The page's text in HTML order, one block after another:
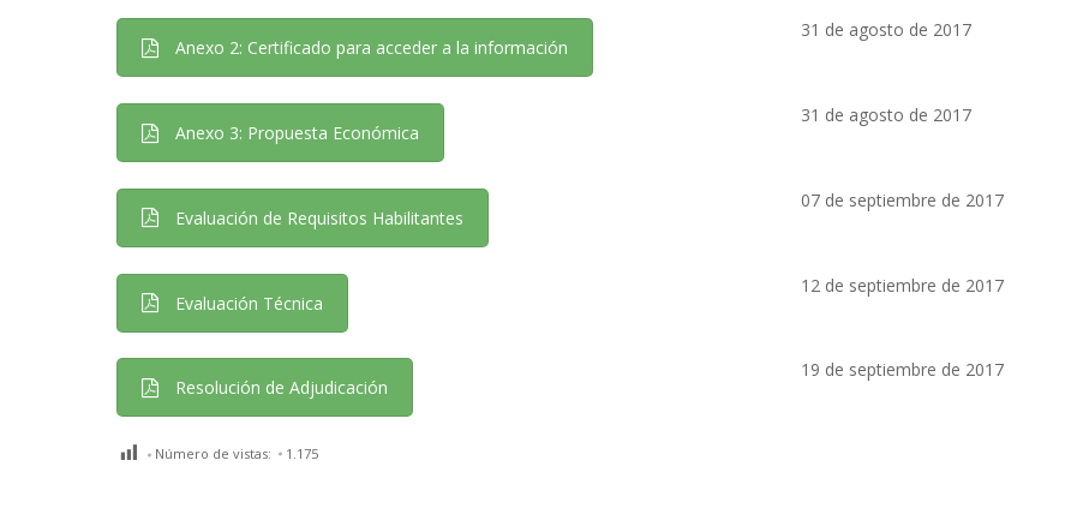
Anexo 2: Certificado para acceder a la información
31 de agosto de 2017
Anexo 3: Propuesta Económica
31 de agosto de 2017
Evaluación de Requisitos Habilitantes
07 de septiembre de 2017
Evaluación Técnica
12 de septiembre de 2017
Resolución de Adjudicación
19 de septiembre de 2017
Número de vistas: 1.175